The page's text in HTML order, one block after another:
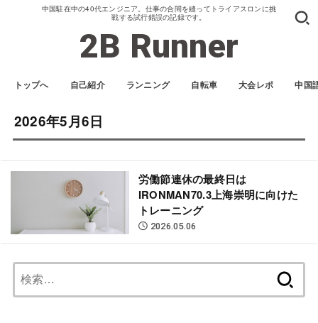
中国駐在中の40代エンジニア。仕事の合間を縫ってトライアスロンに挑
戦する試行錯誤の記録です。
2B Runner
トップへ 自己紹介 ランニング 自転車 大会レポ 中国
2026年5月6日
労働節連休の最終日は
IRONMAN70.3上海崇明に向けた
トレーニング
2026.05.06
索: